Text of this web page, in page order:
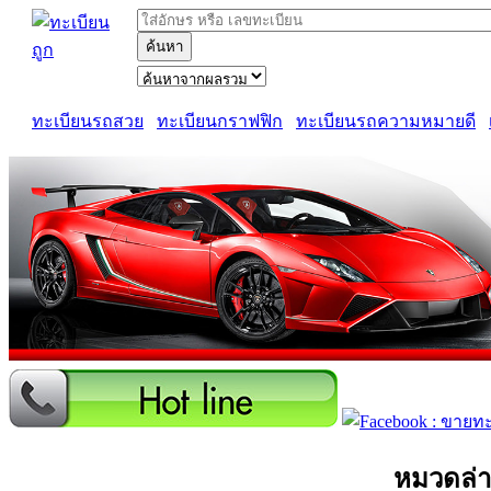
ค้นหา
ทะเบียนรถสวย ทะเบียนกราฟฟิก ทะเบียนรถความหมายดี
หมวดล่